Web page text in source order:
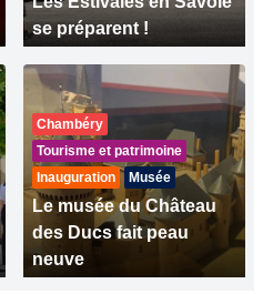
se préparent !
Chambéry
Tourisme et patrimoine
Inauguration
Musée
Le musée du Château
des Ducs fait peau
neuve